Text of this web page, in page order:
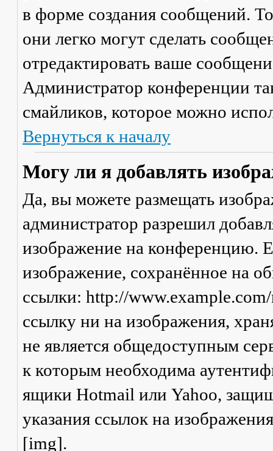
в форме создания сообщений.
они легко могут сделать
отредактировать ваше
Администратор конференции
смайликов, которое можно
Вернуться к началу
Могу ли я добавлять
Да, вы можете размещать
администратор разрешил
изображение на конференцию.
изображение, сохранённое на
ссылки: http://
ссылку ни на изображения,
не является общедоступным
к которым необходима
ящики Hotmail или Yahoo,
указания ссылок на
[img].